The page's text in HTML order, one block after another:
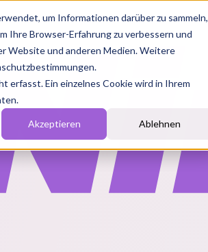
um Informationen darüber zu sammeln,
Ihre Browser-Erfahrung zu verbessern und
Website und anderen Medien. Weitere
erfasst. Ein einzelnes Cookie wird in Ihrem
Akzeptieren Ablehnen